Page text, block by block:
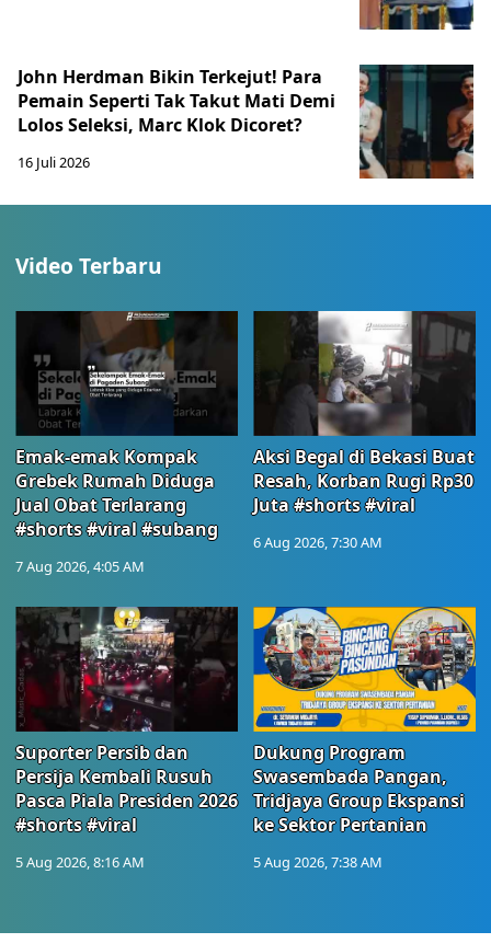
John Herdman Bikin Terkejut! Para
Pemain Seperti Tak Takut Mati Demi
Lolos Seleksi, Marc Klok Dicoret?
16 Juli 2026
Video Terbaru
Emak-emak Kompak
Grebek Rumah Diduga
Jual Obat Terlarang
#shorts #viral #subang
7 Aug 2026, 4:05 AM
Aksi Begal di Bekasi Buat
Resah, Korban Rugi Rp30
Juta #shorts #viral
6 Aug 2026, 7:30 AM
Suporter Persib dan
Persija Kembali Rusuh
Pasca Piala Presiden 2026
#shorts #viral
5 Aug 2026, 8:16 AM
Dukung Program
Swasembada Pangan,
Tridjaya Group Ekspansi
ke Sektor Pertanian
5 Aug 2026, 7:38 AM